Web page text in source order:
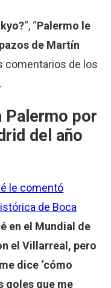
“, “Palermo le
de Martín
comentarios de los
Palermo por
del año
le comentó
de Boca
en el Mundial de
el Villarreal, pero
dice ‘cómo
goles que me